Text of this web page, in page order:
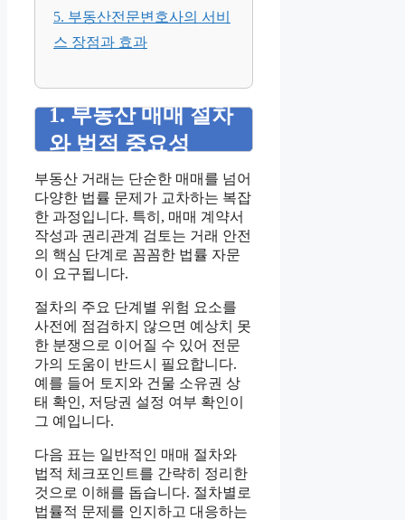
5. 부동산전문변호사의 서비
스 장점과 효과
1. 부동산 매매 절차
와 법적 중요성
부동산 거래는 단순한 매매를 넘어
다양한 법률 문제가 교차하는 복잡
한 과정입니다. 특히, 매매 계약서
작성과 권리관계 검토는 거래 안전
의 핵심 단계로 꼼꼼한 법률 자문
이 요구됩니다.
절차의 주요 단계별 위험 요소를
사전에 점검하지 않으면 예상치 못
한 분쟁으로 이어질 수 있어 전문
가의 도움이 반드시 필요합니다.
예를 들어 토지와 건물 소유권 상
태 확인, 저당권 설정 여부 확인이
그 예입니다.
다음 표는 일반적인 매매 절차와
법적 체크포인트를 간략히 정리한
것으로 이해를 돕습니다. 절차별로
법률적 문제를 인지하고 대응하는